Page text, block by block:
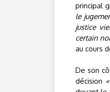
principal
le
justice
certain
au cours
De son
décision